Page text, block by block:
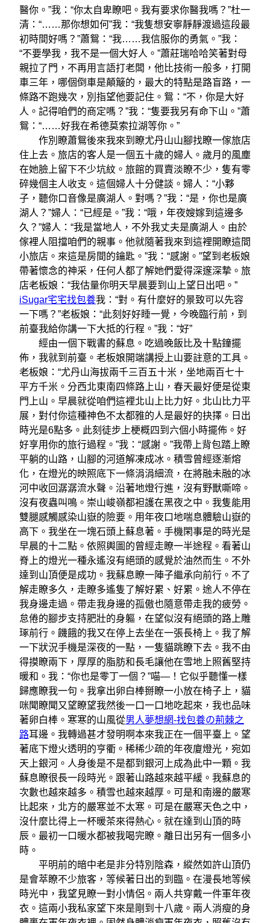
醫你。”我：“你太自卑瞭吧。我有要求你醫我嗎？”杜一
清：“……那你想如何”我：“我隻想安寧靜靜渡過這段最
初時間好嗎？”蕭鴛：“我……我信服你的勇氣。”我：
“不要學我，我不是一個大好人。”蕭莊瑞哈哈笑著對母
親拉了門，不再用言語打老闆，他比技術一般多，打開
車三年，哪個倒車是顛簸的，最大的特點是路盲路，一
條路不跑幾次，別指望他要記住。鴛：“不，你是大好
人。記得咱們的商定嗎？”我：“隻要我另有命下山。”蕭
鴛：“……好我在希德莫索拉湖等你。”
作別瞭蕭鴛後來我來到瞭尤丹山山腳找瞭一傢旅店
住上去。旅店的客人是一個五十歲的婦人。歲月的風塵
在她臉上留下不少坑紋。旅館的買賣淡瞭不少，隻有零
碎幾個主人收支。這個婦人十分健談。婦人：“小夥
子，聽你口音像是廣湖人。對嗎？”我：“是，你也是廣
湖人？”婦人：“已經是。”我：“哦，年夜嫂嫁到這邊多
久？”婦人：“我是當地人，不外我丈夫是廣湖人。由於
傢裡人阻擋咱們的親事。他就隨著我來到這裡開瞭這間
小旅店。來這是房間的鑰匙。”我：“感謝。”望到老板娘
帶著懷念的神采，任何人都了解她們愛得深邃深摯。旅
店老板娘：“我估量你明天早晨要到山上望日出吧。”
iSugar宅宅找包養我：“對。有什麼好的景致可以先容
一下嗎？”老板娘：“此刻好好睡一覺，今晚臨行前，到
前臺我給你講一下大抵的行程。”我：“好”
經由一個下戰書的蘇息。吃過晚飯比及十點鐘擺
佈，我就到前臺。老板娘開端講授上山要註意的工具。
老板娘：“尤丹山海拔兩千三百五十米，坐地兩百七十
平方千米。分西北東南四條路上山，春天最好便是從東
門上山。早晨就從咱們這裡北山上比力好。北山比力平
展，對付你這種神色不太都雅的人是最好的抉擇。日出
時光是6點多。此刻徒步上梗概四到六個小時擺佈。好
好享用你的旅行過程。”我：“感謝。”我帶上背包踏上瞭
平躺的山路，山腳的河道解凍成冰。積雪曾經逐漸熔
化，在燈光的映照底下一條涓涓細流，在將融未融的冰
河中收回潺潺流水聲。沿著地燈行進，沒有野獸嘶啼。
沒有夜蟲叫鳴。崇山峻嶺都袒護在黑夜之中。我隻能用
雙腿感觸感染山嶽的險要。用年夜口地喘息體驗山嶽的
高下。我坐在一塊石頭上蘇息著。手機閑事是的時光是
早晨的十二點。依照輿圖的曾經走瞭一半途程。看著山
脊上的燈光一種永遙沒有絕頭的感覺於油然而生。不外
達到山頂便是成功。我蘇息瞭一陣子繼承向前行。不了
解走瞭多久，走瞭多遙隻了解好累、好累。途人不停在
我身邊走過。帶走我身邊的孤傲也隨意帶走我的疲勞。
怠倦的腳步支持肥壯的身軀，在望似沒有絕頭的路上雕
琢前行。饑餓的我又在停上去坐在一張長椅上。我了解
一下狀況手機是深夜的一點，一隻貓跳瞭下去。我不由
得摸瞭兩下，厚厚的脂肪和長毛讓他在雪地上照舊堅持
暖和。我：“你也是零丁一個？”喵—！它似乎聽懂一樣
歸應瞭我一句。我拿出卵白棒掰瞭一小放在椅子上，貓
咪聞瞭聞又望瞭望我然後一口一口地吃起來，我也品味
著卵白棒。寒寒的山風從男人夢想網-找包養の荊棘之
路耳邊。我轉過甚才發明啊本來我正在一個平臺上。望
著底下燈火透明的亨衢。稀稀少疏的年夜廈燈光，宛如
天上銀河。人身後是不是都到銀河上成為此中一顆。我
蘇息瞭很長一段時光。跟著山路越來越平緩。我蘇息的
次數也越來越多。積雪也越來越厚。可是和南邊的嚴寒
比起來，北方的嚴寒並不太寒。可是在嚴寒天色之中，
沒什麼比得上一杯暖茶來得熱心。就在達到山頂的時
辰。最初一口暖水都被我喝完瞭。離日出另有一個多小
時。
平明前的暗中老是非分特別陰森，縱然如許山頂仍
是會萃瞭不少旅客，等候著日出的到臨。在漫長地等候
時光中，我望見瞭一對小情侶。兩人共穿戴一件軍年夜
衣。這兩小我私家望下來是剛到十八歲。兩人消瘦的身